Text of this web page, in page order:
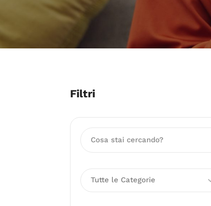
Filtri
Tutte le Categorie